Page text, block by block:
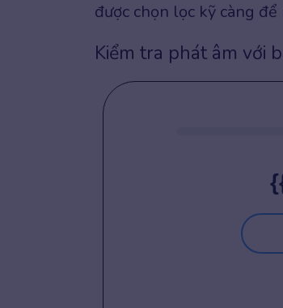
được chọn lọc kỹ càng
Kiểm tra phát âm với